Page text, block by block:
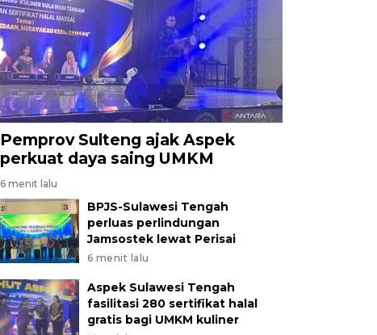
Pemprov Sulteng ajak Aspek
perkuat daya saing UMKM
6 menit lalu
BPJS-Sulawesi Tengah
perluas perlindungan
Jamsostek lewat Perisai
6 menit lalu
Aspek Sulawesi Tengah
fasilitasi 280 sertifikat halal
gratis bagi UMKM kuliner